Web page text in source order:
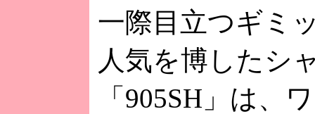
一際目立つギミ
人気を博したシ
「905SH」は、